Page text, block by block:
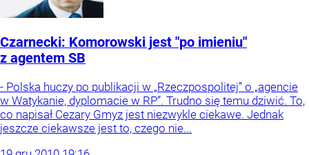
Czarnecki: Komorowski jest "po imieniu"
z agentem SB
- Polska huczy po publikacji w „Rzeczpospolitej” o „agencie
w Watykanie, dyplomacie w RP”. Trudno się temu dziwić. To,
co napisał Cezary Gmyz jest niezwykle ciekawe. Jednak
jeszcze ciekawsze jest to, czego nie...